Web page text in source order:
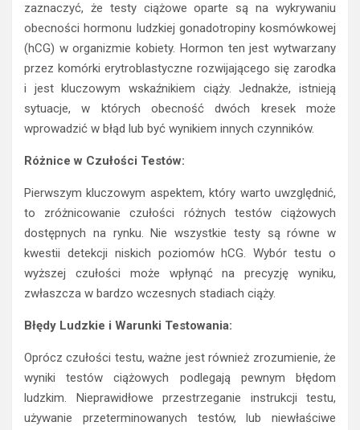
zaznaczyć, że testy ciążowe oparte są na wykrywaniu
obecności hormonu ludzkiej gonadotropiny kosmówkowej
(hCG) w organizmie kobiety. Hormon ten jest wytwarzany
przez komórki erytroblastyczne rozwijającego się zarodka
i jest kluczowym wskaźnikiem ciąży. Jednakże, istnieją
sytuacje, w których obecność dwóch kresek może
wprowadzić w błąd lub być wynikiem innych czynników.
Różnice w Czułości Testów:
Pierwszym kluczowym aspektem, który warto uwzględnić,
to zróżnicowanie czułości różnych testów ciążowych
dostępnych na rynku. Nie wszystkie testy są równe w
kwestii detekcji niskich poziomów hCG. Wybór testu o
wyższej czułości może wpłynąć na precyzję wyniku,
zwłaszcza w bardzo wczesnych stadiach ciąży.
Błędy Ludzkie i Warunki Testowania:
Oprócz czułości testu, ważne jest również zrozumienie, że
wyniki testów ciążowych podlegają pewnym błędom
ludzkim. Nieprawidłowe przestrzeganie instrukcji testu,
używanie przeterminowanych testów, lub niewłaściwe